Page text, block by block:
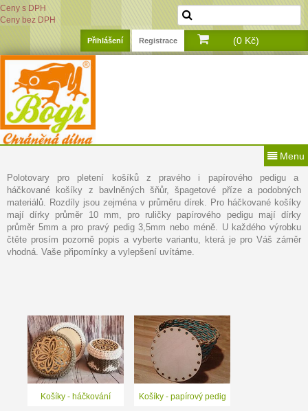
Menu
Přihlášení Registrace
Ceny s DPH
Ceny bez DPH
(0 Kč)
Polotovary pro pletení košíků z pravého i papírového pedigu a
háčkované košíky z bavlněných šňůr, špagetové příze a podobných
materiálů. Rozdíly jsou zejména v průměru dírek. Pro háčkované košíky
mají dírky průměr 10 mm, pro ruličky papírového pedigu mají dírky
průměr 5mm a pro pravý pedig 3,5mm nebo méně. U každého výrobku
čtěte prosím pozorně popis a vyberte variantu, která je pro Váš záměr
vhodná. Vaše připomínky a vylepšení uvítáme.
Košíky - háčkování Košíky - papírový pedig